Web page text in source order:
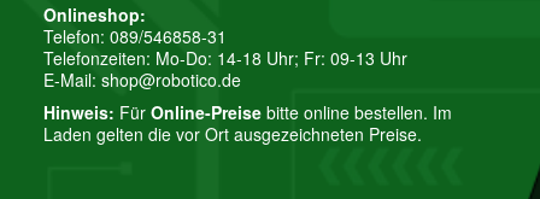
Onlineshop:
Telefon: 089/546858-31
Telefonzeiten: Mo-Do: 14-18 Uhr; Fr: 09-13 Uhr
E-Mail: shop@robotico.de
Hinweis: Für Online-Preise bitte online bestellen. Im
Laden gelten die vor Ort ausgezeichneten Preise.